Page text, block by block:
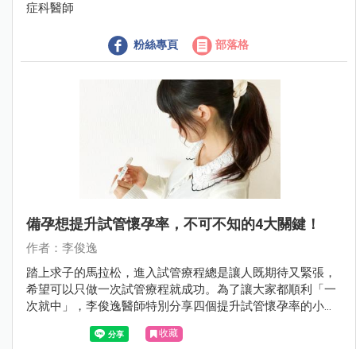
症科醫師
粉絲專頁 部落格
備孕想提升試管懷孕率，不可不知的4大關鍵！
作者：李俊逸
踏上求子的馬拉松，進入試管療程總是讓人既期待又緊張，
希望可以只做一次試管療程就成功。為了讓大家都順利「一
次就中」，李俊逸醫師特別分享四個提升試管懷孕率的小秘
訣，一起來看看吧～
收藏